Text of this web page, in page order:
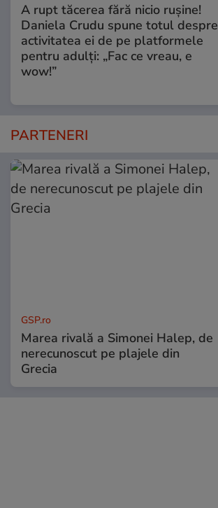
A rupt tăcerea fără nicio rușine!
Daniela Crudu spune totul despre
activitatea ei de pe platformele
pentru adulți: „Fac ce vreau, e
wow!”
PARTENERI
GSP.ro
Marea rivală a Simonei Halep, de
nerecunoscut pe plajele din
Grecia